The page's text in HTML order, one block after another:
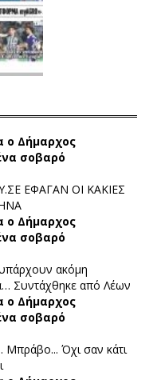
ο Δήμαρχος
σοβαρό
ΕΦΑΓΑΝ ΟΙ ΚΑΚΙΕΣ
ο Δήμαρχος
σοβαρό
ακόμη
Συντάχθηκε από Λέων
ο Δήμαρχος
σοβαρό
Όχι σαν κάτι